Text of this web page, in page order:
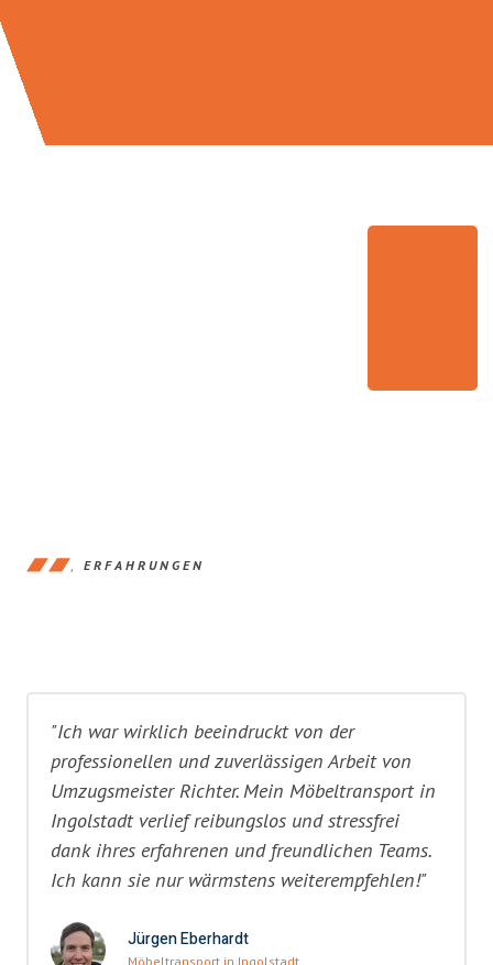
ERFAHRUNGEN
"Ich war wirklich beeindruckt von der
professionellen und zuverlässigen Arbeit von
Umzugsmeister Richter. Mein Möbeltransport in
Ingolstadt verlief reibungslos und stressfrei
dank ihres erfahrenen und freundlichen Teams.
Ich kann sie nur wärmstens weiterempfehlen!"
Jürgen Eberhardt
Möbeltransport in Ingolstadt